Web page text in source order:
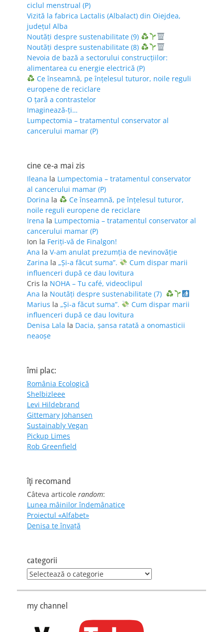
ciclul menstrual (P)
Vizită la fabrica Lactalis (Albalact) din Oiejdea,
județul Alba
Noutăți despre sustenabilitate (9)
Noutăți despre sustenabilitate (8)
Nevoia de bază a sectorului construcțiilor:
alimentarea cu energie electrică (P)
Ce înseamnă, pe înțelesul tuturor, noile reguli
europene de reciclare
O țară a contrastelor
Imaginează-ți…
Lumpectomia – tratamentul conservator al
cancerului mamar (P)
cine ce-a mai zis
Ileana la Lumpectomia – tratamentul conservator
al cancerului mamar (P)
Dorina la
Ce înseamnă, pe înțelesul tuturor,
noile reguli europene de reciclare
Irena la Lumpectomia – tratamentul conservator al
cancerului mamar (P)
Ion la Feriţi-vă de Finalgon!
Ana la V-am anulat prezumția de nevinovăție
Zarina la „Și-a făcut suma”.
Cum dispar marii
influenceri după ce dau lovitura
Cris la NOHA – Tu café, videoclipul
Ana la Noutăți despre sustenabilitate (7)
Marius la „Și-a făcut suma”.
Cum dispar marii
influenceri după ce dau lovitura
Denisa Lala la Dacia, șansa ratată a onomasticii
neaoșe
îmi plac:
România Ecologică
Shelbizleee
Levi Hildebrand
Gittemary Johansen
Sustainably Vegan
Pickup Limes
Rob Greenfield
îţi recomand
Câteva articole random:
Lunea mâinilor îndemânatice
Proiectul «Alfabet»
Denisa te învaţă
categorii
categorii
my channel